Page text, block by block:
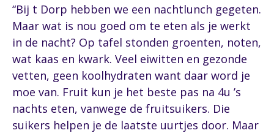
“Bij t Dorp hebben we een nachtlunch gegeten.
Maar wat is nou goed om te eten als je werkt
in de nacht? Op tafel stonden groenten, noten,
wat kaas en kwark. Veel eiwitten en gezonde
vetten, geen koolhydraten want daar word je
moe van. Fruit kun je het beste pas na 4u ’s
nachts eten, vanwege de fruitsuikers. Die
suikers helpen je de laatste uurtjes door. Maar